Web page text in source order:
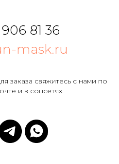
81 36
mask.ru
заказа свяжитесь с нами по
и в соцсетях.